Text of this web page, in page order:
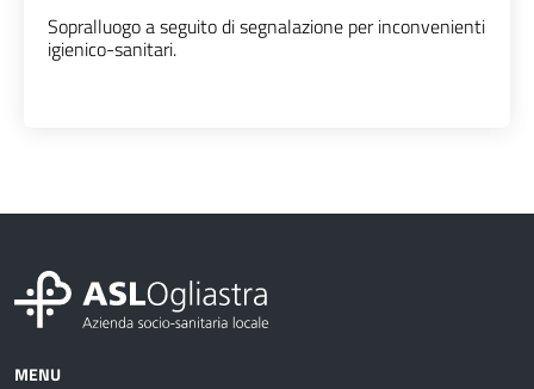
Sopralluogo a seguito di segnalazione per inconvenienti
igienico-sanitari.
MENU